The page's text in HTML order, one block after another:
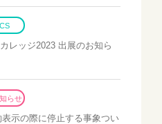
レッジ2023 出展のお知ら
らせ
示の際に停止する事象つい